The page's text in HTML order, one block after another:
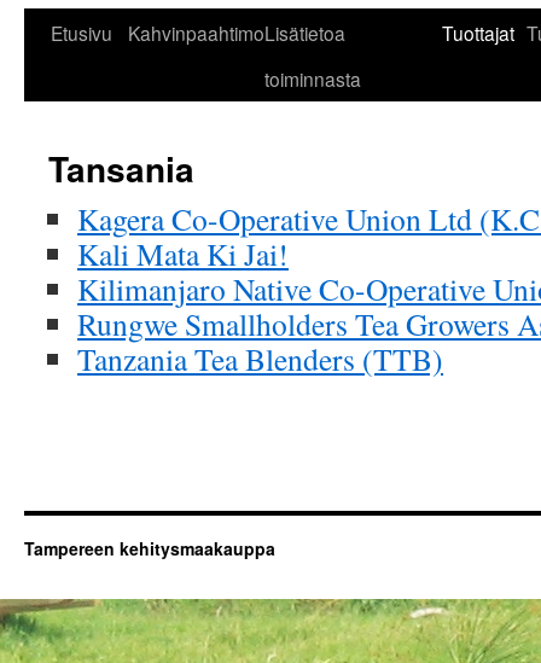
Siirry
Etusivu KahvinpaahtimoLisätietoa
toiminnasta
Tuottajat
Tansania
Kagera Co-Operative Union Ltd
Kali Mata Ki Jai!
Kilimanjaro Native Co-Operative
Rungwe Smallholders Tea Growers
Tanzania Tea Blenders (TTB)
Tampereen kehitysmaakauppa